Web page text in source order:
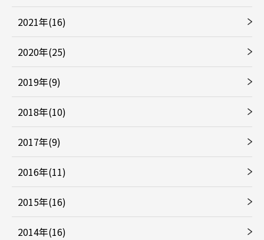
2021年(16)
2020年(25)
2019年(9)
2018年(10)
2017年(9)
2016年(11)
2015年(16)
2014年(16)